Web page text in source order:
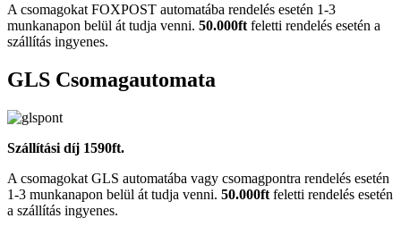
A csomagokat FOXPOST automatába rendelés esetén 1-3
munkanapon belül át tudja venni. 50.000ft feletti rendelés esetén a
szállítás ingyenes.
GLS Csomagautomata
Szállítási díj 1590ft.
A csomagokat GLS automatába vagy csomagpontra rendelés esetén
1-3 munkanapon belül át tudja venni. 50.000ft feletti rendelés esetén
a szállítás ingyenes.